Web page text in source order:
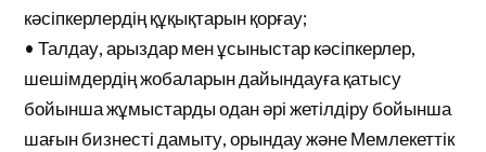
кәсіпкерлердің құқықтарын қорғау;
• Талдау, арыздар мен ұсыныстар кәсіпкерлер,
шешімдердің жобаларын дайындауға қатысу
бойынша жұмыстарды одан әрі жетілдіру бойынша
шағын бизнесті дамыту, орындау және Мемлекеттік